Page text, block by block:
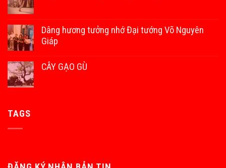
Dâng hương tưởng nhớ Đại tướng Võ Nguyên
Giáp
CÂY GẠO GÙ
TAGS